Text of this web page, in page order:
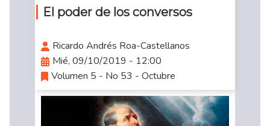
El poder de los conversos
Ricardo Andrés Roa-Castellanos
Mié, 09/10/2019 - 12:00
Volumen 5 - No 53 - Octubre